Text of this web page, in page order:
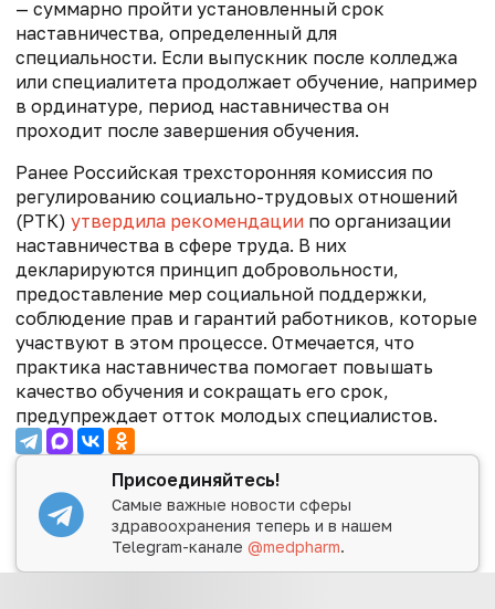
— суммарно пройти установленный срок
наставничества, определенный для
специальности. Если выпускник после колледжа
или специалитета продолжает обучение, например
в ординатуре, период наставничества он
проходит после завершения обучения.
Ранее Российская трехсторонняя комиссия по
регулированию социально-трудовых отношений
(РТК) утвердила рекомендации по организации
наставничества в сфере труда. В них
декларируются принцип добровольности,
предоставление мер социальной поддержки,
соблюдение прав и гарантий работников, которые
участвуют в этом процессе. Отмечается, что
практика наставничества помогает повышать
качество обучения и сокращать его срок,
предупреждает отток молодых специалистов.
Присоединяйтесь!
Самые важные новости сферы
здравоохранения теперь и в нашем
Telegram-канале@medpharm.